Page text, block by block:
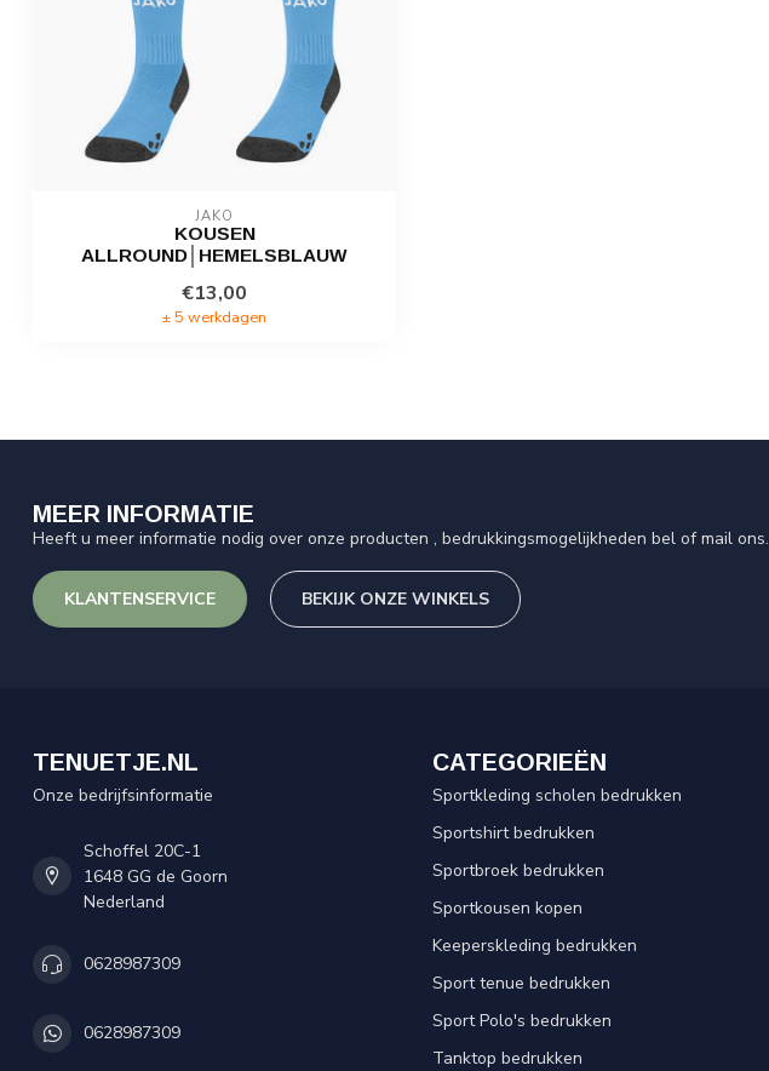
JAKO
KOUSEN
ALLROUND│HEMELSBLAUW
€13,00
± 5 werkdagen
MEER INFORMATIE
Heeft u meer informatie nodig over onze producten , bedrukkingsmogelijkheden bel of mail ons.
KLANTENSERVICE BEKIJK ONZE WINKELS
TENUETJE.NL
Onze bedrijfsinformatie
Schoffel 20C-1
1648 GG de Goorn
Nederland
0628987309
0628987309
CATEGORIEËN
Sportkleding scholen bedrukken
Sportshirt bedrukken
Sportbroek bedrukken
Sportkousen kopen
Keeperskleding bedrukken
Sport tenue bedrukken
Sport Polo's bedrukken
Tanktop bedrukken